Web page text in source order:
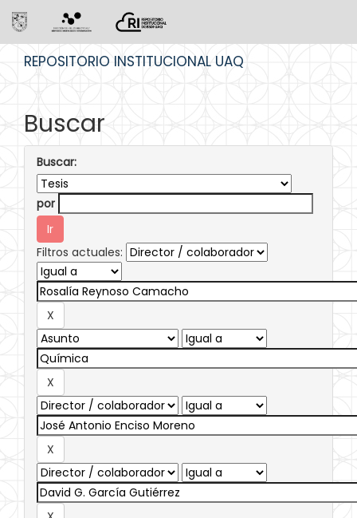
REPOSITORIO INSTITUCIONAL UAQ
Buscar
Buscar:
por
Filtros actuales: